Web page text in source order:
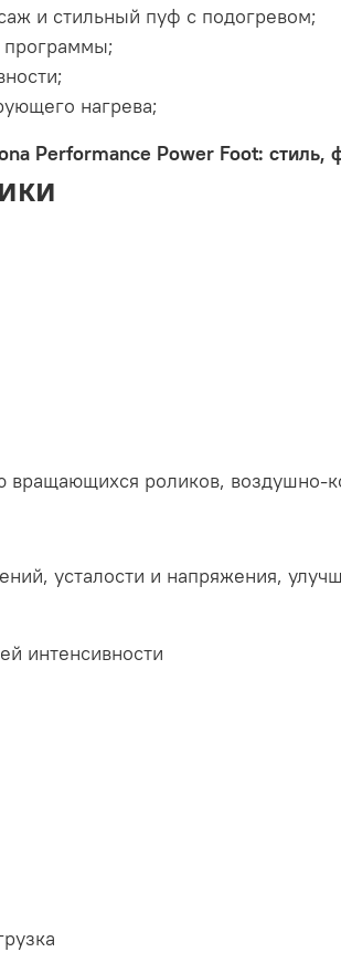
и стильный пуф с подогревом;
программы;
нагрева;
Performance Power Foot: стиль,
роликов, воздушно-
усталости и напряжения,
интенсивности